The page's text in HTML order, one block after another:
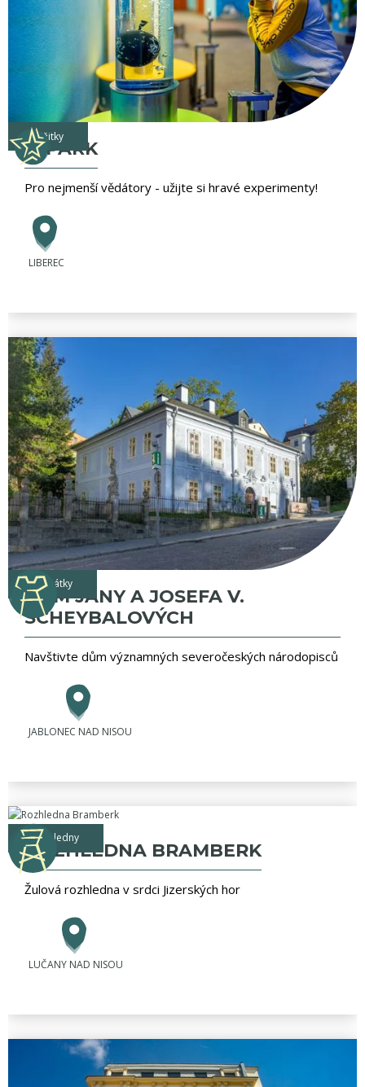
zážitky
IQPARK
Pro nejmenší vědátory - užijte si hravé experimenty!
LIBEREC
památky
DŮM JANY A JOSEFA V.
SCHEYBALOVÝCH
Navštivte dům významných severočeských národopisců
JABLONEC NAD NISOU
rozhledny
ROZHLEDNA BRAMBERK
Žulová rozhledna v srdci Jizerských hor
LUČANY NAD NISOU